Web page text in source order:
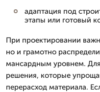
адаптация под
этапы или готовый
При проектировании
но и грамотно
мансардным уровнем.
решения, которые
перерасход материала.